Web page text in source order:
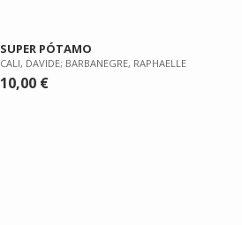
SUPER PÓTAMO
CALI, DAVIDE; BARBANEGRE, RAPHAELLE
10,00 €